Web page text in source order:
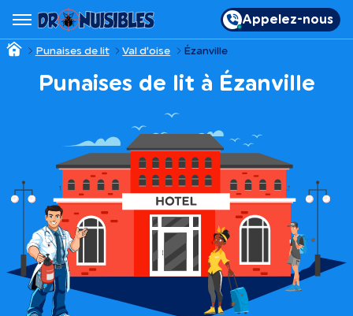
Appelez-nous
Punaises de lit Val d'oise Ézanville
Punaises de lit à Ézanville